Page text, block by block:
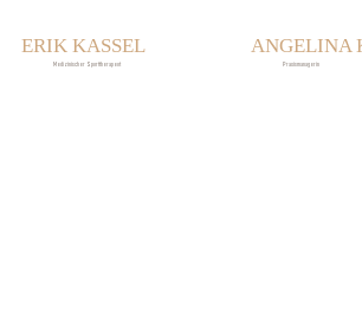
ERIK KASSEL
Medizinischer Sporttherapeut
ANGELINA
Praxismanagerin